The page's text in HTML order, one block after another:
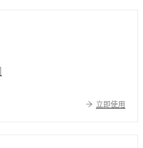
立即使用